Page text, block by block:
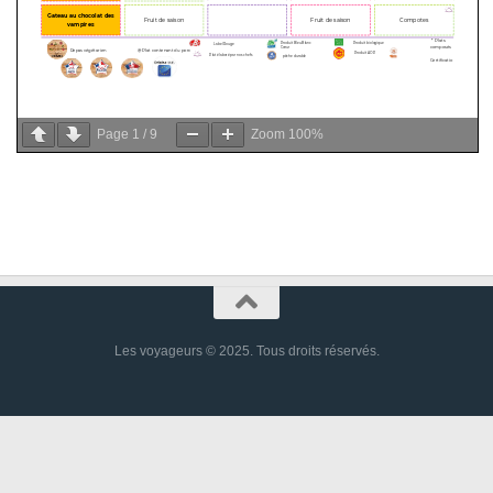
Page 1 / 9 Zoom 100%
Les voyageurs © 2025. Tous droits réservés.